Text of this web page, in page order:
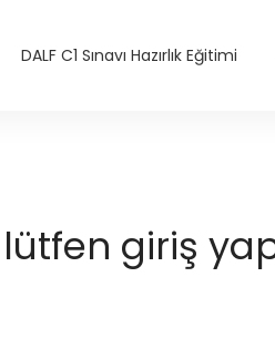
DALF C1 Sınavı Hazırlık Eğitimi
giriş